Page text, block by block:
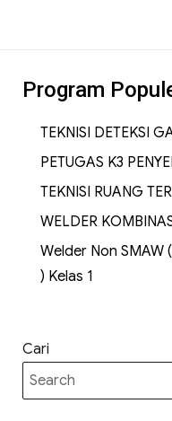
Program
TEKNISI DETEKSI
PETUGAS K3
TEKNISI RUANG
WELDER
Welder Non SMAW
) Kelas 1
Cari